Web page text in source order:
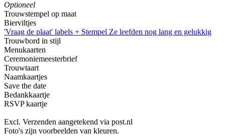
Optioneel
Trouwstempel op maat
Bierviltjes
'Vraag de plaat' labels + Stempel Ze leefden nog lang en gelukkig
Trouwbord in stijl
Menukaarten
Ceremoniemeesterbrief
Trouwtaart
Naamkaartjes
Save the date
Bedankkaartje
RSVP kaartje
Excl. Verzenden aangetekend via post.nl
Foto's zijn voorbeelden van kleuren.